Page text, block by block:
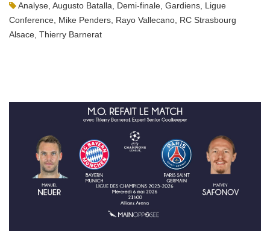
Analyse Augusto Batalla Demi-finale Gardiens Ligue
Conference Mike Penders Rayo Vallecano RC Strasbourg
Alsace Thierry Barnerat